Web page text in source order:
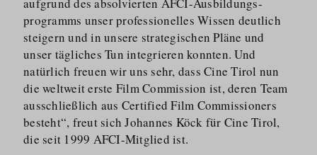
programms unser professionelles Wissen deutlich
steigern und in unsere strategischen Pläne und
unser tägliches Tun integrieren konnten. Und
natürlich freuen wir uns sehr, dass Cine Tirol nun
die weltweit erste Film Commission ist, deren Team
ausschließlich aus Certified Film Commissioners
besteht“, freut sich Johannes Köck für Cine Tirol,
die seit 1999 AFCI-Mitglied ist.